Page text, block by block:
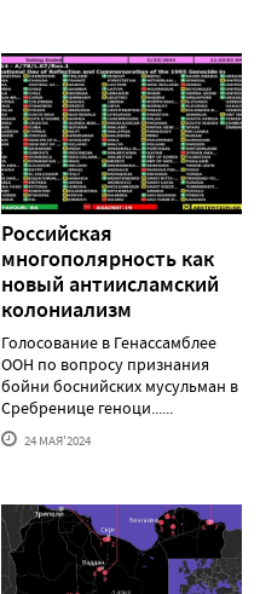
Российская
многополярность как
новый антиисламский
колониализм
Голосование в Генассамблее
ООН по вопросу признания
бойни боснийских мусульман в
Сребренице геноци......
24 МАЯ'2024